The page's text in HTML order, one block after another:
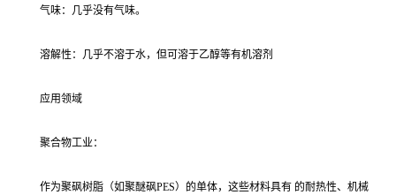
气味：几乎没有气味。
溶解性：几乎不溶于水，但可溶于乙醇等有机溶剂
应用领域
聚合物工业：
作为聚砜树脂（如聚醚砜PES）的单体，这些材料具有 的耐热性、机械